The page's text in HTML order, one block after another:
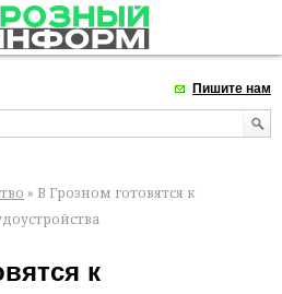
Пишите нам
» В Грозном готовятся к
к